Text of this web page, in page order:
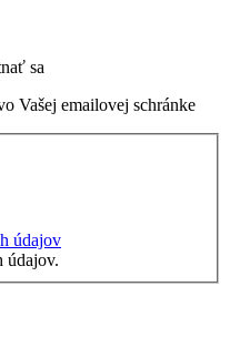
sa
Vašej emailovej schránke
údajov
údajov.